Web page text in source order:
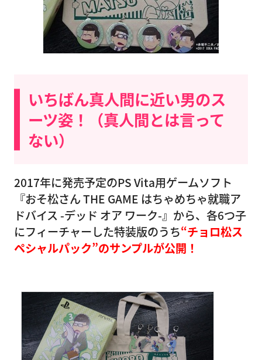
いちばん真人間に近い男のス
ーツ姿！（真人間とは言って
ない）
2017年に発売予定のPS Vita用ゲームソフト
『おそ松さん THE GAME はちゃめちゃ就職ア
ドバイス -デッド オア ワーク-』から、各6つ子
にフィーチャーした特装版のうち“チョロ松ス
ペシャルパック”のサンプルが公開！